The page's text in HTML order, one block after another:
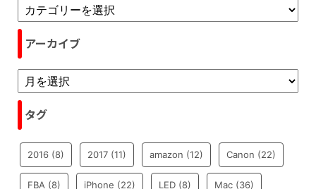
アーカイブ
タグ
2016 (8) 2017 (11) amazon (12) Canon (22)
FBA (8) iPhone (22) LED (8) Mac (36)